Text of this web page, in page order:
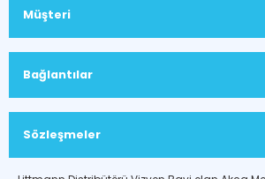
Müşteri
Bağlantılar
Sözleşmeler